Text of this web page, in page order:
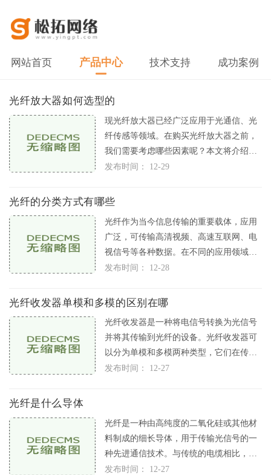
网站首页 产品中心 技术支持 成功案例
光纤放大器如何选型的
现光纤放大器已经广泛应用于光通信、光
纤传感等领域。在购买光纤放大器之前，
我们需要考虑哪些因素呢？本文将介绍与
光纤放大器相关的几个重要因素
发布时间： 12-29
光纤的分类方式有哪些
光纤作为当今信息传输的重要载体，应用
广泛，可传输高清视频、高速互联网、电
视信号等各种数据。在不同的应用领域，
光纤有多种不同的分类方式。本
发布时间： 12-28
光纤收发器单模和多模的区别在哪
光纤收发器是一种将电信号转换为光信号
并将其传输到光纤的设备。光纤收发器可
以分为单模和多模两种类型，它们在传输
光信号的方式上存在显著差异。
发布时间： 12-27
光纤是什么导体
光纤是一种由高纯度的二氧化硅或其他材
料制成的细长导体，用于传输光信号的一
种先进通信技术。与传统的电缆相比，光
纤具有更高的带宽、更低的传输
发布时间： 12-27